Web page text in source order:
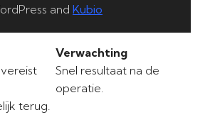
and Kubio
Verwachting
Snel resultaat na de
operatie.
terug.